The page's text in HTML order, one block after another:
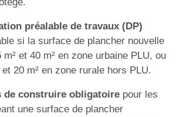
préalable de travaux (DP)
si la surface de plancher nouvelle
et 40 m² en zone urbaine PLU, ou
et 20 m² en zone rurale hors PLU.
de construire obligatoire pour les
une surface de plancher